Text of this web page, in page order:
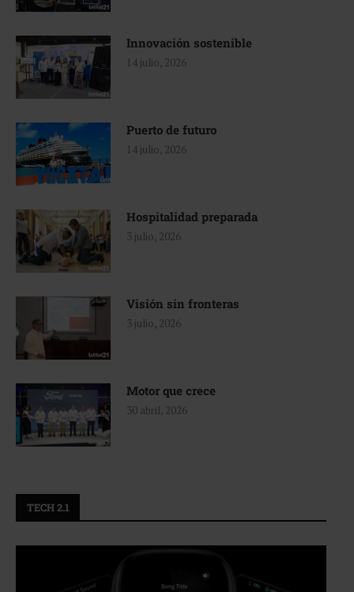
Innovación sostenible
14 julio, 2026
Puerto de futuro
14 julio, 2026
Hospitalidad preparada
3 julio, 2026
Visión sin fronteras
3 julio, 2026
Motor que crece
30 abril, 2026
TECH 2.1